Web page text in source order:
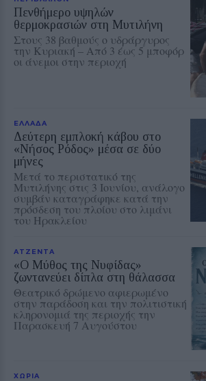
Πενθήμερο υψηλών
θερμοκρασιών στη Μυτιλήνη
Στους 38 βαθμούς ο υδράργυρος
την Κυριακή – Από 3 έως 5 μποφόρ
οι άνεμοι στην περιοχή
ΕΛΛΑΔΑ
Δεύτερη εμπλοκή κάβου στο
«Νήσος Ρόδος» μέσα σε δύο
μήνες
Μετά το περιστατικό της
Μυτιλήνης στις 3 Ιουνίου, ανάλογο
συμβάν καταγράφηκε κατά την
πρόσδεση του πλοίου στο λιμάνι
του Ηρακλείου
ΑΤΖΕΝΤΑ
«Ο Μύθος της Νυφίδας»
ζωντανεύει δίπλα στη θάλασσα
Θεατρικό δρώμενο αφιερωμένο
στην παράδοση και την πολιτιστική
κληρονομιά της περιοχής την
Παρασκευή 7 Αυγούστου
ΧΩΡΙΑ